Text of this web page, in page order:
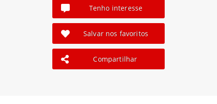
Tenho interesse
Salvar nos favoritos
Compartilhar